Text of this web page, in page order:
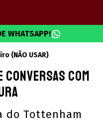
WHATSAPP!
(NÃO USAR)
com
do Tottenham